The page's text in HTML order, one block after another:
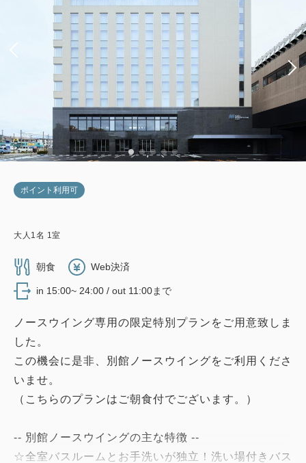
ポイント利用可
大人 1 名 1 室
朝食 Web決済
in 15:00~ 24:00 / out 11:00まで
ノースウイング専用の限定特別プランをご用意致しま
した。
この機会に是非、別館ノースウイングをご利用くださ
いませ。
（こちらのプランはご朝食付でございます。）
-- 別館ノースウイングの主な特徴 --
☆全室バスルームとお手洗いが独立！洗い場付きバス